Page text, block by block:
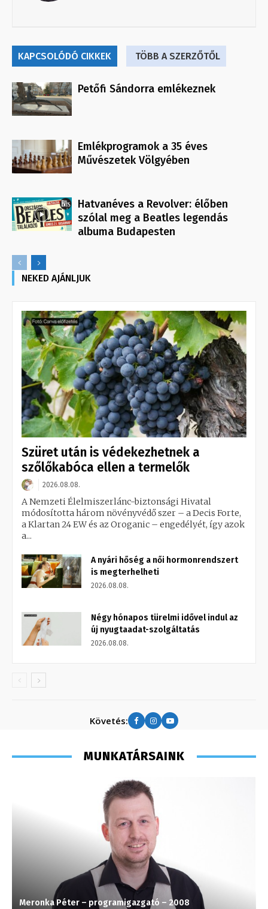
KAPCSOLÓDÓ CIKKEK TÖBB A SZERZŐTŐL
Petőfi Sándorra emlékeznek
Emlékprogramok a 35 éves
Művészetek Völgyében
Hatvanéves a Revolver: élőben
szólal meg a Beatles legendás
albuma Budapesten
NEKED AJÁNLJUK
Szüret után is védekezhetnek a
szőlőkabóca ellen a termelők
2026.08.08.
A Nemzeti Élelmiszerlánc-biztonsági Hivatal
módosította három növényvédő szer – a Decis Forte,
a Klartan 24 EW és az Oroganic – engedélyét, így azok
a...
A nyári hőség a női hormonrendszert
is megterhelheti
2026.08.08.
Négy hónapos türelmi idővel indul az
új nyugtaadat-szolgáltatás
2026.08.08.
Követés:
MUNKATÁRSAINK
Meronka Péter – programigazgató – 2008